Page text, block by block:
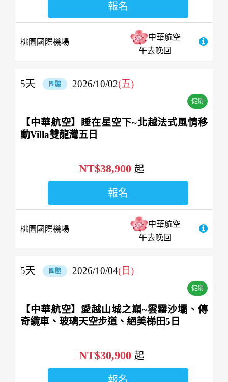
桃園國際機場
中華航空
午去晚回
報名
促銷
團體 2026/10/02(五)
5天
【中華航空】睡在星空下~北越法式風情移
動Villa雙龍灣五日
桃園國際機場
中華航空
午去晚回
NT$38,900 起
報名
促銷
團體 2026/10/04(日)
5天
【中華航空】愛越山城之巔~雲霧沙壩、傳
奇纜車、玻璃天空步道、絕美梯田5日
NT$30,900 起